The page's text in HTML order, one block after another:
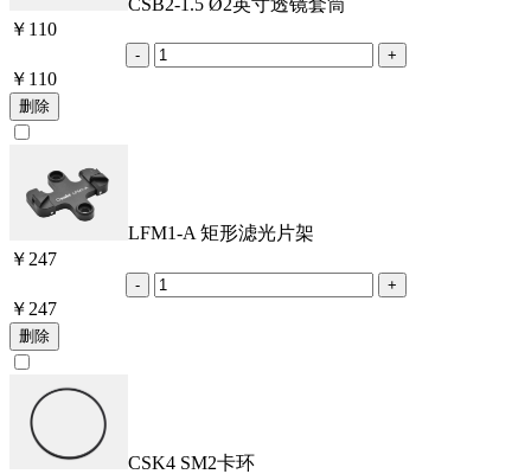
CSB2-1.5 Ø2英寸透镜套筒
￥ 110
￥ 110
LFM1-A 矩形滤光片架
￥ 247
￥ 247
CSK4 SM2卡环